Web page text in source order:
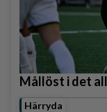
Mållöst i det
Härryda